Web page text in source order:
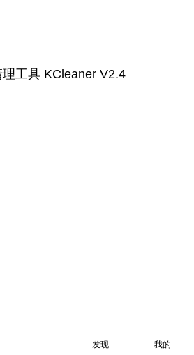
工具 KCleaner V2.4
发现 我的